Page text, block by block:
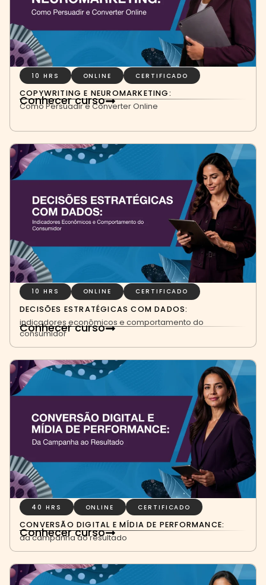
10 HRS ONLINE CERTIFICADO
COPYWRITING E NEUROMARKETING:
Como Persuadir e Converter Online
Conhecer curso
10 HRS ONLINE CERTIFICADO
DECISÕES ESTRATÉGICAS COM DADOS:
indicadores econômicos e comportamento do
consumidor
Conhecer curso
40 HRS ONLINE CERTIFICADO
CONVERSÃO DIGITAL E MÍDIA DE PERFORMANCE:
da campanha ao resultado
Conhecer curso